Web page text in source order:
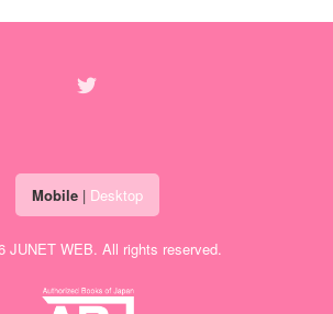
Mobile| Desktop
JUNET WEB. All rights reserved.